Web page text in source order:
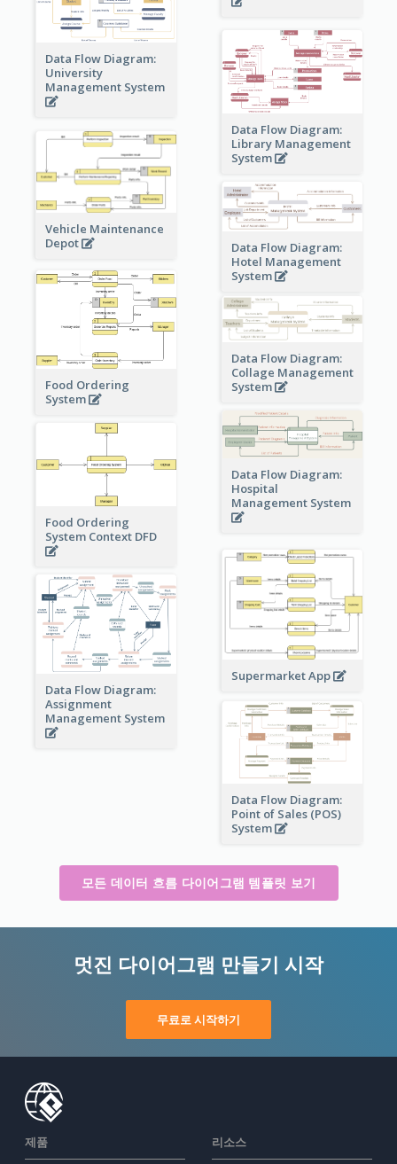
Data Flow Diagram:
University
Management System
Data Flow Diagram:
Library Management
System
Vehicle Maintenance
Depot
Data Flow Diagram:
Hotel Management
System
Food Ordering
System
Data Flow Diagram:
Collage Management
System
Data Flow Diagram:
Hospital
Management System
Food Ordering
System Context DFD
Supermarket App
Data Flow Diagram:
Assignment
Management System
Data Flow Diagram:
Point of Sales (POS)
System
모든 데이터 흐름 다이어그램 템플릿 보기
멋진 다이어그램 만들기 시작
무료로 시작하기
제품 리소스